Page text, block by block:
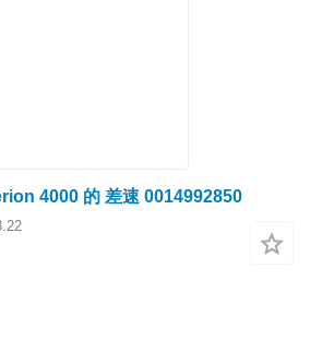
4000 的 差速 0014992850